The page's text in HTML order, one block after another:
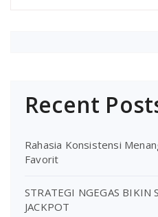
Recent
Rahasia Konsistensi
Favorit
STRATEGI NGEGAS BIKIN
JACKPOT